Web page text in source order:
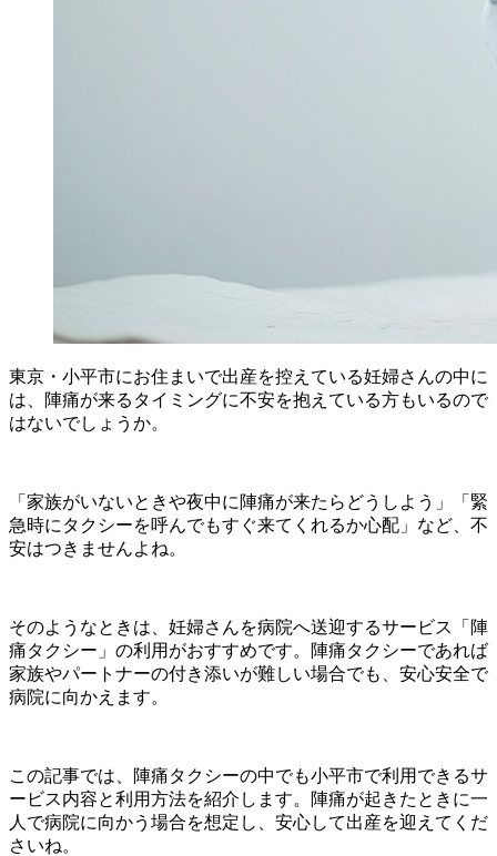
東京・小平市にお住まいで出産を控えている妊婦さんの中に
は、陣痛が来るタイミングに不安を抱えている方もいるので
はないでしょうか。
「家族がいないときや夜中に陣痛が来たらどうしよう」「緊
急時にタクシーを呼んでもすぐ来てくれるか心配」など、不
安はつきませんよね。
そのようなときは、妊婦さんを病院へ送迎するサービス「陣
痛タクシー」の利用がおすすめです。陣痛タクシーであれば
家族やパートナーの付き添いが難しい場合でも、安心安全で
病院に向かえます。
この記事では、陣痛タクシーの中でも小平市で利用できるサ
ービス内容と利用方法を紹介します。陣痛が起きたときに一
人で病院に向かう場合を想定し、安心して出産を迎えてくだ
さいね。